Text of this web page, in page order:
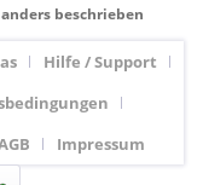
beschrieben
Hilfe / Support
Impressum